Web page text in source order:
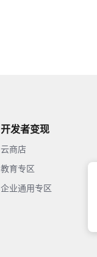
开发者变现
云商店
教育专区
企业通用专区